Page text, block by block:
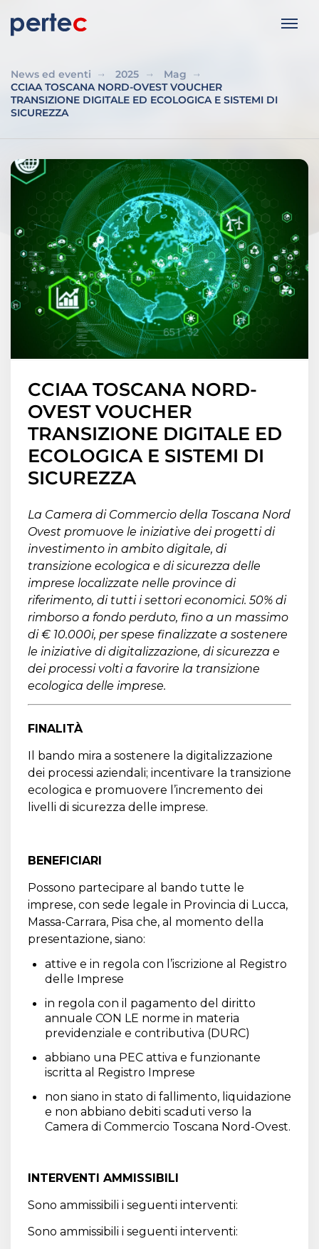
News ed eventi 2025
Mag
CCIAA TOSCANA NORD-OVEST VOUCHER
TRANSIZIONE DIGITALE ED ECOLOGICA E SISTEMI DI
SICUREZZA
CCIAA TOSCANA NORD-
OVEST VOUCHER
TRANSIZIONE DIGITALE ED
ECOLOGICA E SISTEMI DI
SICUREZZA
La Camera di Commercio della Toscana Nord
Ovest promuove le iniziative dei progetti di
investimento in ambito digitale, di
transizione ecologica e di sicurezza delle
imprese localizzate nelle province di
riferimento, di tutti i settori economici. 50% di
rimborso a fondo perduto, fino a un massimo
di € 10.000i, per spese finalizzate a sostenere
le iniziative di digitalizzazione, di sicurezza e
dei processi volti a favorire la transizione
ecologica delle imprese.
FINALITÀ
Il bando mira a sostenere la digitalizzazione
dei processi aziendali; incentivare la transizione
ecologica e promuovere l’incremento dei
livelli di sicurezza delle imprese.
BENEFICIARI
Possono partecipare al bando tutte le
imprese, con sede legale in Provincia di Lucca,
Massa-Carrara, Pisa che, al momento della
presentazione, siano:
attive e in regola con l’iscrizione al Registro
delle Imprese
in regola con il pagamento del diritto
annuale CON LE norme in materia
previdenziale e contributiva (DURC)
abbiano una PEC attiva e funzionante
iscritta al Registro Imprese
non siano in stato di fallimento, liquidazione
e non abbiano debiti scaduti verso la
Camera di Commercio Toscana Nord-Ovest.
INTERVENTI AMMISSIBILI
Sono ammissibili i seguenti interventi:
Sono ammissibili i seguenti interventi: